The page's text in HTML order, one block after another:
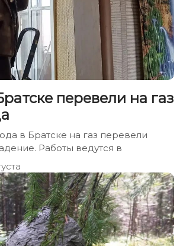
перевели на газ
в Братске на газ перевели
Работы ведутся в